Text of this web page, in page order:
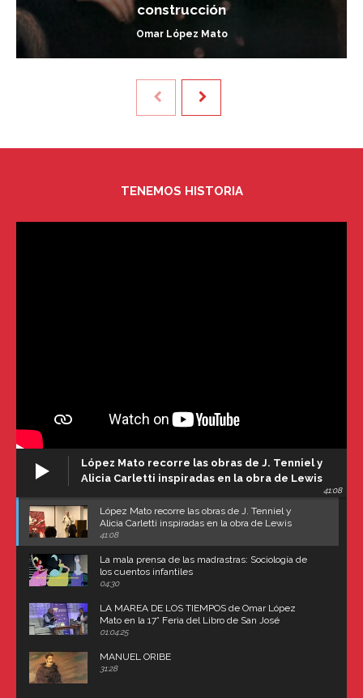
construcción
Omar López Mato
TENEMOS HISTORIA
López Mato recorre las obras de J. Tenniel y
Alicia Carletti inspiradas en la obra de Lewis
41:08
López Mato recorre las obras de J. Tenniel y
Alicia Carletti inspiradas en la obra de Lewis
Carroll
41:08
La mala prensa de las madrastras: Sociología de
los cuentos infantiles
04:30
LA MAREA DE LOS TIEMPOS de Omar López
Mato en la 17° Feria del Libro de San José
(Uruguay)
01:04:25
MANUEL ORIBE
31:28